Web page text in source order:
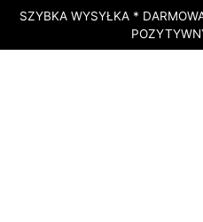
SZYBKA WYSYŁKA *